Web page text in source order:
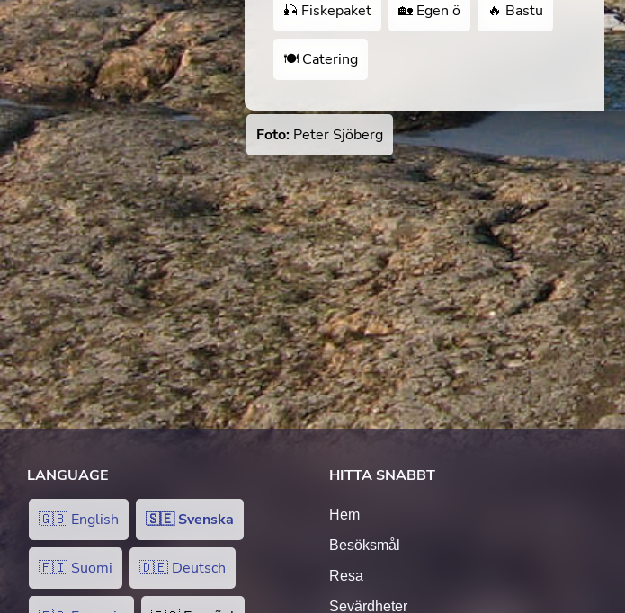
🎣 Fiskepaket 🏡 Egen ö 🔥 Bastu
🍽 Catering
Foto: Peter Sjöberg
LANGUAGE
🇬🇧 English 🇸🇪 Svenska
🇫🇮 Suomi 🇩🇪 Deutsch
HITTA SNABBT
Hem
Besöksmål
Resa
Sevärdheter